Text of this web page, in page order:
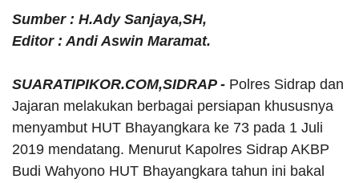
Sumber : H.Ady Sanjaya,SH,
Editor : Andi Aswin Maramat.
SUARATIPIKOR.COM,SIDRAP - Polres Sidrap dan
Jajaran melakukan berbagai persiapan khususnya
menyambut HUT Bhayangkara ke 73 pada 1 Juli
2019 mendatang. Menurut Kapolres Sidrap AKBP
Budi Wahyono HUT Bhayangkara tahun ini bakal